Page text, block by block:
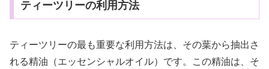
ティーツリーの利用方法
ティーツリーの最も重要な利用方法は、その葉から抽出さ
れる精油（エッセンシャルオイル）です。この精油は、そ